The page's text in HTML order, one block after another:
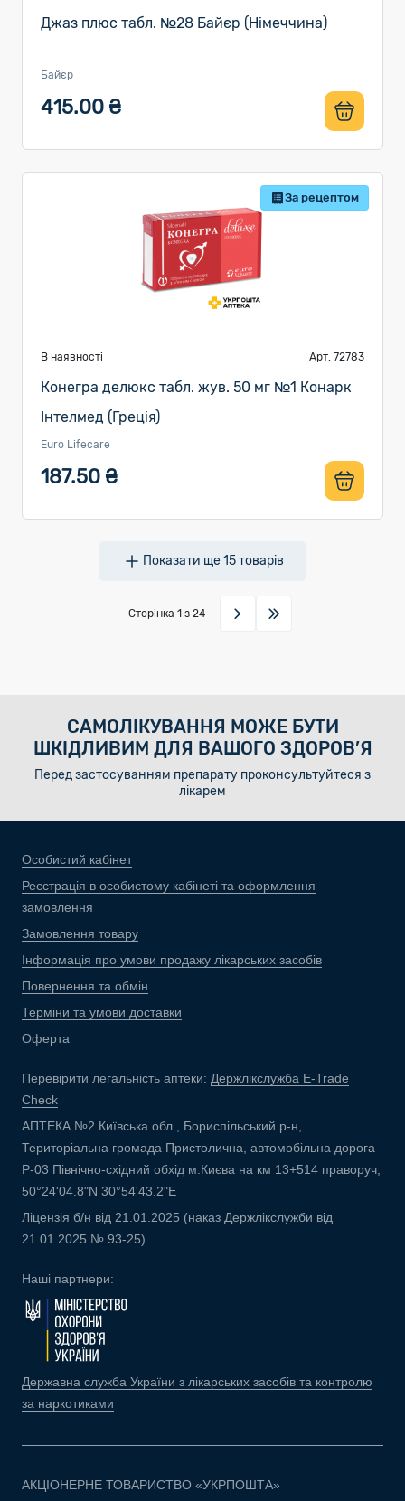
Джаз плюс табл. №28 Байєр (Німеччина)
Байєр
415.00 ₴
За рецептом
В наявності Арт. 72783
Конегра делюкс табл. жув. 50 мг №1 Конарк
Інтелмед (Греція)
Euro Lifecare
187.50 ₴
Показати ще15товарів
Сторінка 1 з 24
САМОЛІКУВАННЯ МОЖЕ БУТИ
ШКІДЛИВИМ ДЛЯ ВАШОГО ЗДОРОВ’Я
Перед застосуванням препарату проконсультуйтеся з
лікарем
Особистий кабінет
Реєстрація в особистому кабінеті та оформлення
замовлення
Замовлення товару
Інформація про умови продажу лікарських засобів
Повернення та обмін
Терміни та умови доставки
Оферта
Перевірити легальність аптеки: Держлікслужба E-Trade
Check
АПТЕКА №2 Київська обл., Бориспільський р-н,
Територіальна громада Пристолична, автомобільна дорога
Р-03 Північно-східний обхід м.Києва на км 13+514 праворуч,
50°24'04.8"N 30°54'43.2"E
Ліцензія б/н від 21.01.2025 (наказ Держлікслужби від
21.01.2025 № 93-25)
Наші партнери:
Державна служба України з лікарських засобів та контролю
за наркотиками
АКЦІОНЕРНЕ ТОВАРИСТВО «УКРПОШТА»